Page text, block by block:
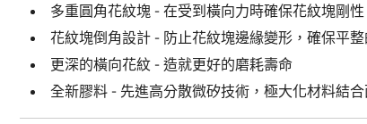
多重圓角花紋塊 - 在受到橫向力時確保花紋塊剛
花紋塊倒角設計 - 防止花紋塊邊緣變形，確保平
更深的橫向花紋 - 造就更好的磨耗壽命
全新膠料 - 先進高分散微矽技術，極大化材料結